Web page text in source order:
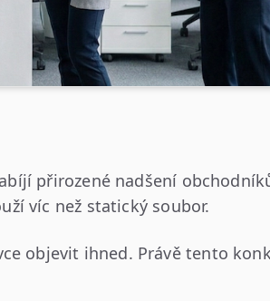
přirozené nadšení
víc než statický soubor.
objevit ihned. Právě tento